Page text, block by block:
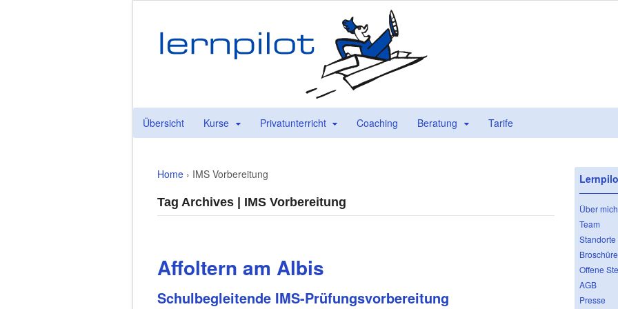
Übersicht Kurse Privatunterricht Coaching Beratung Tarife
Home › IMS Vorbereitung
Tag Archives | IMS Vorbereitung
Affoltern am Albis
Schulbegleitende IMS-Prüfungsvorbereitung
Über mich
Team
Standorte
Broschüre
Offene
AGB
Presse